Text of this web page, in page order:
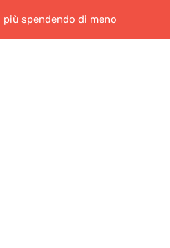
più spendendo di meno